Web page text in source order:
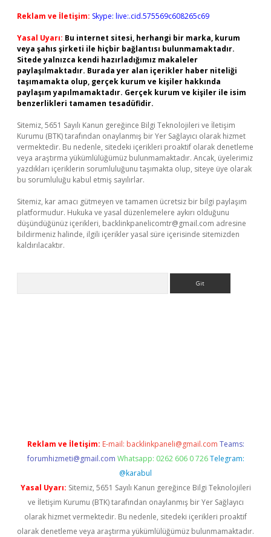
Reklam ve İletişim: Skype: live:.cid.575569c608265c69
Yasal Uyarı: Bu internet sitesi, herhangi bir marka, kurum
veya şahıs şirketi ile hiçbir bağlantısı bulunmamaktadır.
Sitede yalnızca kendi hazırladığımız makaleler
paylaşılmaktadır. Burada yer alan içerikler haber niteliği
taşımamakta olup, gerçek kurum ve kişiler hakkında
paylaşım yapılmamaktadır. Gerçek kurum ve kişiler ile isim
benzerlikleri tamamen tesadüfidir.
Sitemiz, 5651 Sayılı Kanun gereğince Bilgi Teknolojileri ve İletişim
Kurumu (BTK) tarafından onaylanmış bir Yer Sağlayıcı olarak hizmet
vermektedir. Bu nedenle, sitedeki içerikleri proaktif olarak denetleme
veya araştırma yükümlülüğümüz bulunmamaktadır. Ancak, üyelerimiz
yazdıkları içeriklerin sorumluluğunu taşımakta olup, siteye üye olarak
bu sorumluluğu kabul etmiş sayılırlar.
Sitemiz, kar amacı gütmeyen ve tamamen ücretsiz bir bilgi paylaşım
platformudur. Hukuka ve yasal düzenlemelere aykırı olduğunu
düşündüğünüz içerikleri, backlinkpanelicomtr@gmail.com adresine
bildirmeniz halinde, ilgili içerikler yasal süre içerisinde sitemizden
kaldırılacaktır.
Reklam ve İletişim: E-mail: backlinkpaneli@gmail.com Teams:
forumhizmeti@gmail.com Whatsapp: 0262 606 0 726 Telegram:
@karabul
Yasal Uyarı: Sitemiz, 5651 Sayılı Kanun gereğince Bilgi Teknolojileri
ve İletişim Kurumu (BTK) tarafından onaylanmış bir Yer Sağlayıcı
olarak hizmet vermektedir. Bu nedenle, sitedeki içerikleri proaktif
olarak denetleme veya araştırma yükümlülüğümüz bulunmamaktadır.